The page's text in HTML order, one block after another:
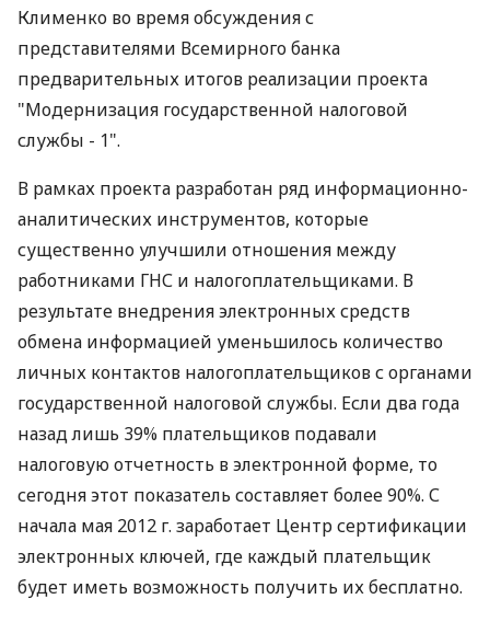
Клименко во время обсуждения с
представителями Всемирного банка
предварительных итогов реализации проекта
"Модернизация государственной налоговой
службы - 1".
В рамках проекта разработан ряд информационно-
аналитических инструментов, которые
существенно улучшили отношения между
работниками ГНС и налогоплательщиками. В
результате внедрения электронных средств
обмена информацией уменьшилось количество
личных контактов налогоплательщиков с органами
государственной налоговой службы. Если два года
назад лишь 39% плательщиков подавали
налоговую отчетность в электронной форме, то
сегодня этот показатель составляет более 90%. С
начала мая 2012 г. заработает Центр сертификации
электронных ключей, где каждый плательщик
будет иметь возможность получить их бесплатно.